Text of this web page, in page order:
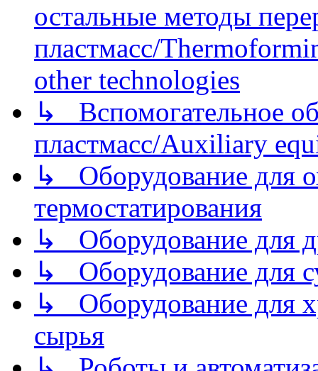
остальные методы
пластмасс/
other technologies
↳ Вспомогательное
пластмасс/Auxiliary
↳ Оборудование для
термостатирования
↳ Оборудование для
↳ Оборудование для
↳ Оборудование для
сырья